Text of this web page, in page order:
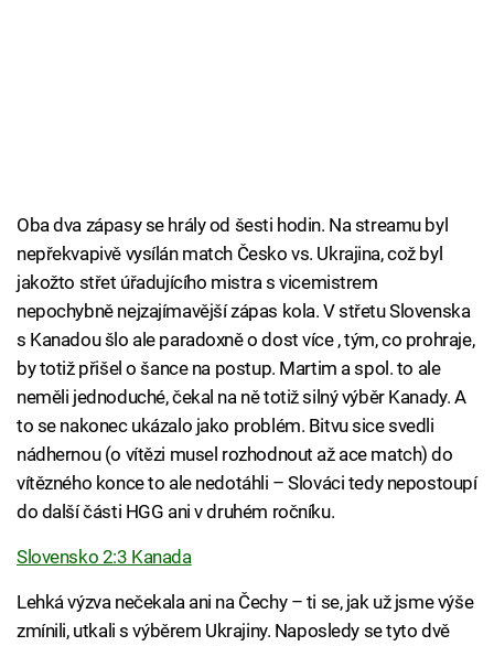
Oba dva zápasy se hrály od šesti hodin. Na streamu byl
nepřekvapivě vysílán match Česko vs. Ukrajina, což byl
jakožto střet úřadujícího mistra s vicemistrem
nepochybně nejzajímavější zápas kola. V střetu Slovenska
s Kanadou šlo ale paradoxně o dost více , tým, co prohraje,
by totiž přišel o šance na postup. Martim a spol. to ale
neměli jednoduché, čekal na ně totiž silný výběr Kanady. A
to se nakonec ukázalo jako problém. Bitvu sice svedli
nádhernou (o vítězi musel rozhodnout až ace match) do
vítězného konce to ale nedotáhli – Slováci tedy nepostoupí
do další části HGG ani v druhém ročníku.
Slovensko 2:3 Kanada
Lehká výzva nečekala ani na Čechy – ti se, jak už jsme výše
zmínili, utkali s výběrem Ukrajiny. Naposledy se tyto dvě